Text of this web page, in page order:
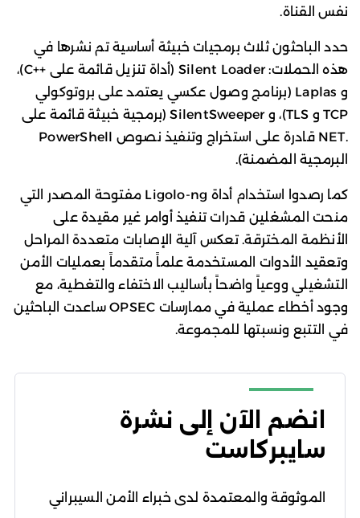
نفس القناة.
حدد الباحثون ثلاث برمجيات خبيثة أساسية تم نشرها في
هذه الحملات: Silent Loader (أداة تنزيل قائمة على ++C)،
و Laplas (برنامج وصول عكسي يعتمد على بروتوكولي
TCP و TLS)، و SilentSweeper (برمجية خبيثة قائمة على
.NET قادرة على استخراج وتنفيذ نصوص PowerShell
البرمجية المضمنة).
كما رصدوا استخدام أداة Ligolo-ng مفتوحة المصدر التي
منحت المشغلين قدرات تنفيذ أوامر غير مقيدة على
الأنظمة المخترقة. تعكس آلية الإصابات متعددة المراحل
وتعقيد الأدوات المستخدمة علماً متقدماً بعمليات الأمن
التشغيلي ووعياً واضحاً بأساليب الاختفاء والتغطية، مع
وجود أخطاء عملية في ممارسات OPSEC ساعدت الباحثين
في التتبع ونسبتها للمجموعة.
انضم الآن إلى نشرة
سايبركاست
الموثوقة والمعتمدة لدى خبراء الأمن السيبراني